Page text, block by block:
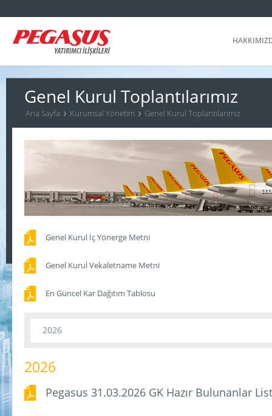
Genel Kurul Toplantılarımız
Ana Sayfa Kurumsal Yönetim Genel Kurul Toplantılarımız
Genel Kurul İç Yönerge Metni
Genel Kurul Vekaletname Metni
En Güncel Kar Dağıtım Tablosu
2026
2026
Pegasus 31.03.2026 GK Hazır Bulunanlar